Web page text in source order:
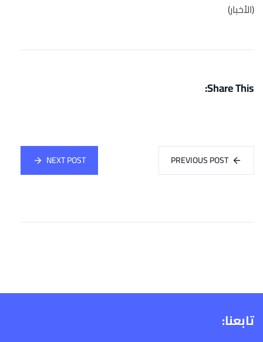
(الأخبار)
Share This:
PREVIOUS POST
NEXT POST
تابعنا: